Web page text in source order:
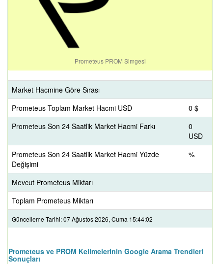
Prometeus PROM Simgesi
Market Hacmine Göre Sırası
Prometeus Toplam Market Hacmi USD
0 $
Prometeus Son 24 Saatlik Market Hacmi Farkı
0
USD
Prometeus Son 24 Saatlik Market Hacmi Yüzde
Değişimi
%
Mevcut Prometeus Miktarı
Toplam Prometeus Miktarı
Güncelleme Tarihi: 07 Ağustos 2026, Cuma 15:44:02
Prometeus ve PROM Kelimelerinin Google Arama Trendleri
Sonuçları